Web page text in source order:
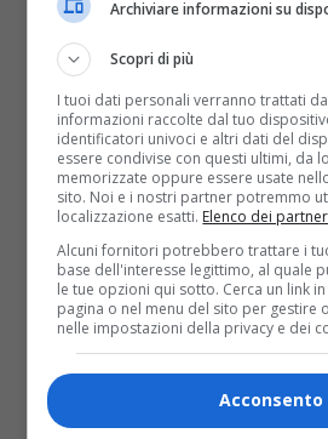
Attualità11 mesi fa
Archiviare informazioni su
Scopri di più
I tuoi dati personali verranno trattati
informazioni raccolte dal tuo
identificatori univoci e altri dati del
essere condivise con questi ultimi, da
memorizzate oppure essere usate
sito. Noi e i nostri partner potremmo
localizzazione esatti. Elenco dei partner
Alcuni fornitori potrebbero trattare i
base dell'interesse legittimo, al quale
le tue opzioni qui sotto. Cerca un link
pagina o nel menu del sito per gestire
nelle impostazioni della privacy e dei
Acconsento